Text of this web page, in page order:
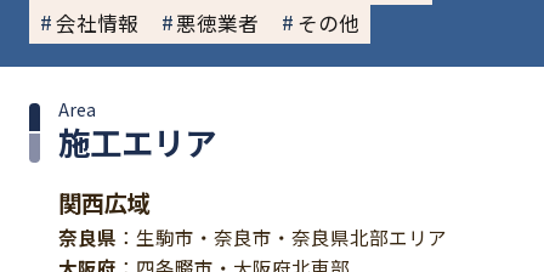
会社情報
悪徳業者 その他
施工エリア
Area
関西広域
奈良県 ：生駒市・奈良市・奈良県北部エリア